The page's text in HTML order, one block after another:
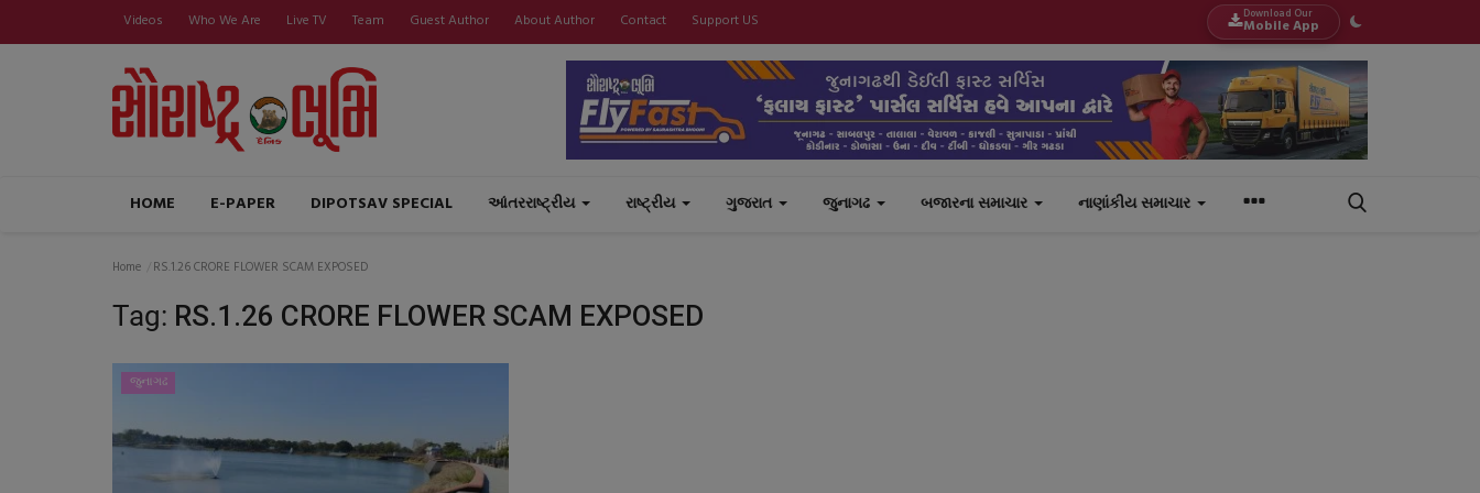
Videos Who We Are Live TV Team Guest Author About Author Contact Support US Download Our
Mobile App
HOME E-PAPER DIPOTSAV SPECIAL આંતરરાષ્ટ્રીય રાષ્ટ્રીય ગુજરાત જુનાગઢ બજારના સમાચાર નાણાંકીય સમાચાર
Home RS.1.26 CRORE FLOWER SCAM EXPOSED
Tag: RS.1.26 CRORE FLOWER SCAM EXPOSED
જુનાગઢ